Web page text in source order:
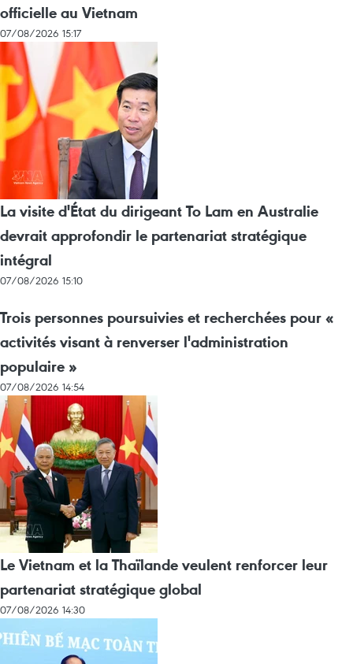
officielle au Vietnam
07/08/2026 15:17
La visite d'État du dirigeant To Lam en Australie
devrait approfondir le partenariat stratégique
intégral
07/08/2026 15:10
Trois personnes poursuivies et recherchées pour «
activités visant à renverser l'administration
populaire »
07/08/2026 14:54
Le Vietnam et la Thaïlande veulent renforcer leur
partenariat stratégique global
07/08/2026 14:30